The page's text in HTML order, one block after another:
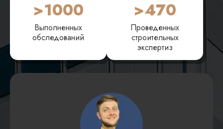
>1000
Выполненных
обследований
>470
Проведенных
строительных
экспертиз